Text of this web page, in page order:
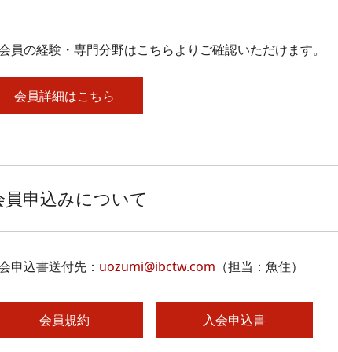
員の経験・専門分野はこちらよりご確認いただけます。
会員詳細はこちら
員申込みについて
申込書送付先： uozumi@ibctw.com （担当：魚住）
会員規約 入会申込書